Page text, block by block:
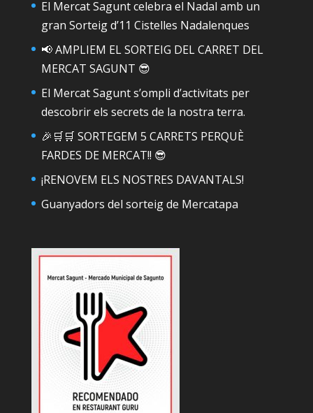
El Mercat Sagunt celebra el Nadal amb un
gran Sorteig d’11 Cistelles Nadalenques
📢 AMPLIEM EL SORTEIG DEL CARRET DEL
MERCAT SAGUNT 😎
El Mercat Sagunt s’ompli d’activitats per
descobrir els secrets de la nostra terra.
🎉🛒🛒 SORTEGEM 5 CARRETS PERQUÈ
FARDES DE MERCAT!! 😎
¡RENOVEM ELS NOSTRES DAVANTALS!
Guanyadors del sorteig de Mercatapa